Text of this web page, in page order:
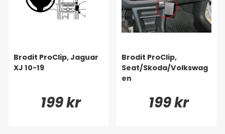
Brodit ProClip, Jaguar
XJ 10-19
199 kr
Brodit ProClip,
Seat/Skoda/Volkswag
en
199 kr